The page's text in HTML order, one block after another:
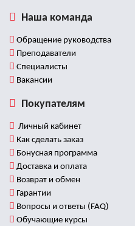
Наша команда
Обращение руководства
Преподаватели
Специалисты
Вакансии
Покупателям
Личный кабинет
Как сделать заказ
Бонусная программа
Доставка и оплата
Возврат и обмен
Гарантии
Вопросы и ответы (FAQ)
Обучающие курсы